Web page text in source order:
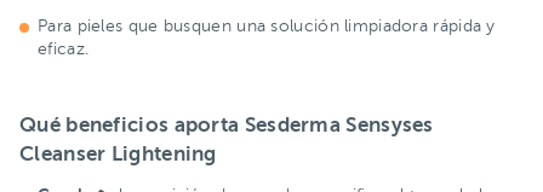
Para pieles que busquen una solución limpiadora rápida y
eficaz.
Qué beneficios aporta Sesderma Sensyses
Cleanser Lightening